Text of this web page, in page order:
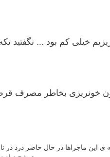
خیلی کم بود ... نگفتید
خونریزی بخاطر مصرف
ی این ماجراها در حال حاضر درد